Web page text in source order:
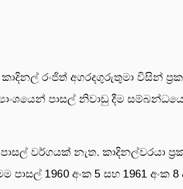
රංජිත් අගරදගුරුතුමා විසින්
පාසල් නිවාඩු දීම
වර්ගයක් නැත. කාදිනල්වරයා
පාසල් 1960 අංක 5 සහ 1961